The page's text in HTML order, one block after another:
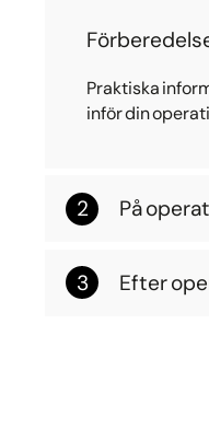
Praktiska
inför din
På
Efter